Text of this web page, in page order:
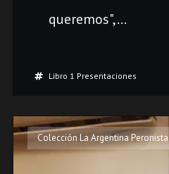
queremos",...
Libro 1 Presentaciones
Colección La Argentina Peronista